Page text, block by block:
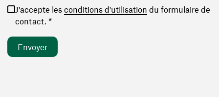
J'accepte les conditions d'utilisation (ouvre une
du formulaire de
contact. *